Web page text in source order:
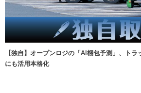
【独自】オープンロジの「AI梱包予測」、ト
にも活用本格化